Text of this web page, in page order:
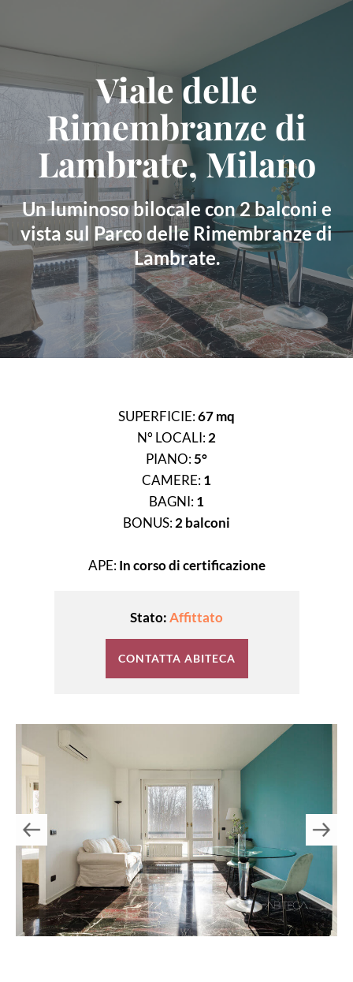
content
Viale delle
Rimembranze di
Lambrate, Milano
Un luminoso bilocale con 2 balconi e
vista sul Parco delle Rimembranze di
Lambrate.
SUPERFICIE:67 mq
N° LOCALI:2
PIANO:5°
CAMERE:1
BAGNI:1
BONUS:2 balconi
APE:In corso di certificazione
Stato:Affittato
CONTATTA ABITECA